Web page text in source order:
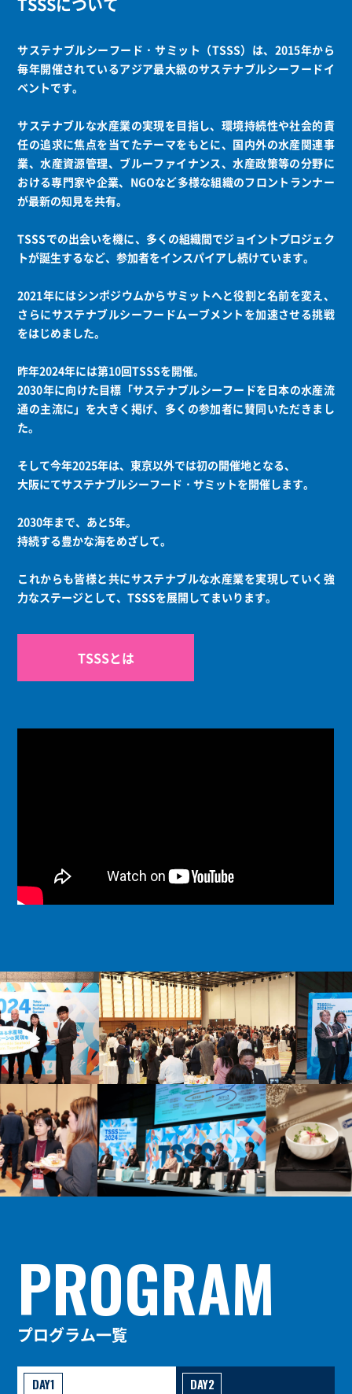
サステナブルシーフード・サミット（TSSS）は、2015年から
毎年開催されているアジア最大級のサステナブルシーフードイ
ベントです。
サステナブルな水産業の実現を目指し、環境持続性や社会的責
任の追求に焦点を当てたテーマをもとに、国内外の水産関連事
業、水産資源管理、ブルーファイナンス、水産政策等の分野に
おける専門家や企業、NGOなど多様な組織のフロントランナー
が最新の知見を共有。
TSSSでの出会いを機に、多くの組織間でジョイントプロジェク
トが誕生するなど、参加者をインスパイアし続けています。
2021年にはシンポジウムからサミットへと役割と名前を変え、
さらにサステナブルシーフードムーブメントを加速させる挑戦
をはじめました。
昨年2024年には第10回TSSSを開催。
2030年に向けた目標「サステナブルシーフードを日本の水産流
通の主流に」を大きく掲げ、多くの参加者に賛同いただきまし
た。
そして今年2025年は、東京以外では初の開催地となる、
大阪にてサステナブルシーフード・サミットを開催します。
2030年まで、あと5年。
持続する豊かな海をめざして。
これからも皆様と共にサステナブルな水産業を実現していく強
力なステージとして、TSSSを展開してまいります。
TSSSとは
PROGRAM
プログラム一覧
DAY1 DAY2